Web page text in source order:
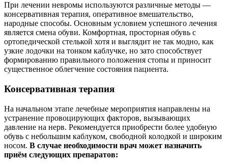
При лечении невромы используются различные методы —
консервативная терапия, оперативное вмешательство,
народные способы. Основным условием успешного лечения
является смена обуви. Комфортная, просторная обувь с
ортопедической стелькой хотя и выглядит не так модно, как
узкие лодочки на тонком каблучке, но зато способствует
формированию правильного положения стопы и приносит
существенное облегчение состояния пациента.
Консервативная терапия
На начальном этапе лечебные мероприятия направлены на
устранение провоцирующих факторов, вызывающих
давление на нерв. Рекомендуется приобрести более удобную
обувь с небольшим каблуком, свободной колодкой и широким
носом. В случае необходимости врач может назначить
приём следующих препаратов: